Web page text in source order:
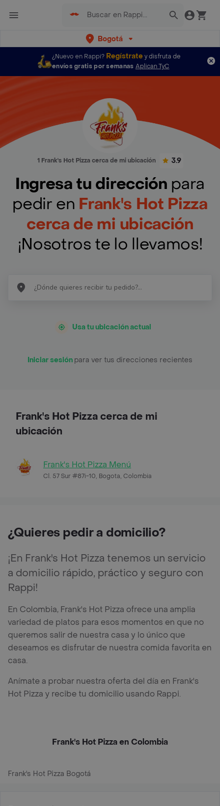
Bogotá
¿Nuevo en Rappi? Regístratey disfruta de
envíos gratis por semanas Aplican TyC
1 Frank's Hot Pizza cerca de mi ubicación 3.9
Ingresa tu dirección para
pedir en Frank's Hot Pizza
cerca de mi ubicación
¡Nosotros te lo llevamos!
Usa tu ubicación actual
Iniciar sesión para ver tus direcciones recientes
Frank's Hot Pizza cerca de mi
ubicación
Frank's Hot Pizza Menú
Cl. 57 Sur #87i-10, Bogota, Colombia
¿Quieres pedir a domicilio?
¡En Frank's Hot Pizza tenemos un servicio
a domicilio rápido, práctico y seguro con
Rappi!
En Colombia, Frank's Hot Pizza ofrece una amplia
variedad de platos para esos momentos en que no
queremos salir de nuestra casa y lo único que
deseamos es disfrutar de nuestra comida favorita en
casa.
Anímate a probar nuestra oferta del día en Frank's
Hot Pizza y recibe tu domicilio usando Rappi.
Frank's Hot Pizza en Colombia
Frank's Hot Pizza Bogotá